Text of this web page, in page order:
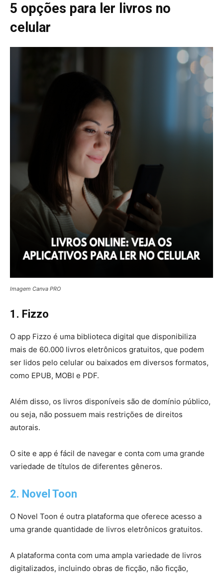
5 opções para ler livros no
celular
Imagem Canva PRO
1. Fizzo
O app Fizzo é uma biblioteca digital que disponibiliza
mais de 60.000 livros eletrônicos gratuitos, que podem
ser lidos pelo celular ou baixados em diversos formatos,
como EPUB, MOBI e PDF.
Além disso, os livros disponíveis são de domínio público,
ou seja, não possuem mais restrições de direitos
autorais.
O site e app é fácil de navegar e conta com uma grande
variedade de títulos de diferentes gêneros.
2. Novel Toon
O Novel Toon é outra plataforma que oferece acesso a
uma grande quantidade de livros eletrônicos gratuitos.
A plataforma conta com uma ampla variedade de livros
digitalizados, incluindo obras de ficção, não ficção,